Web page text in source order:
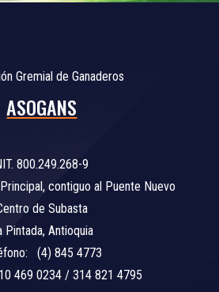
Gremial de Ganaderos
ASOGANS
800.249.268-9
contiguo al Puente Nuevo
de Subasta
Pintada, Antioquia
(4) 845 4773
469 0234 / 314 821 4795